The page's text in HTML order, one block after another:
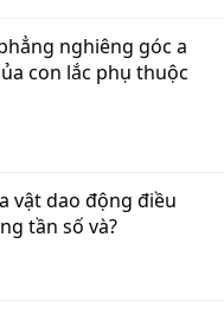
nghiêng góc a
con lắc phụ thuộc
vật dao động điều
tần số và?